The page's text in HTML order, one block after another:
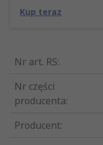
Kup teraz
Nr art. RS:
Nr części
producenta:
Producent: